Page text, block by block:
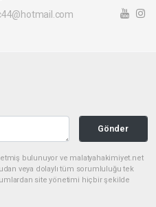
Gönder
etmiş bulunuyor ve malatyahakimiyet.net
veya dolaylı tüm sorumluluğu tek
site yönetimi hiçbir şekilde